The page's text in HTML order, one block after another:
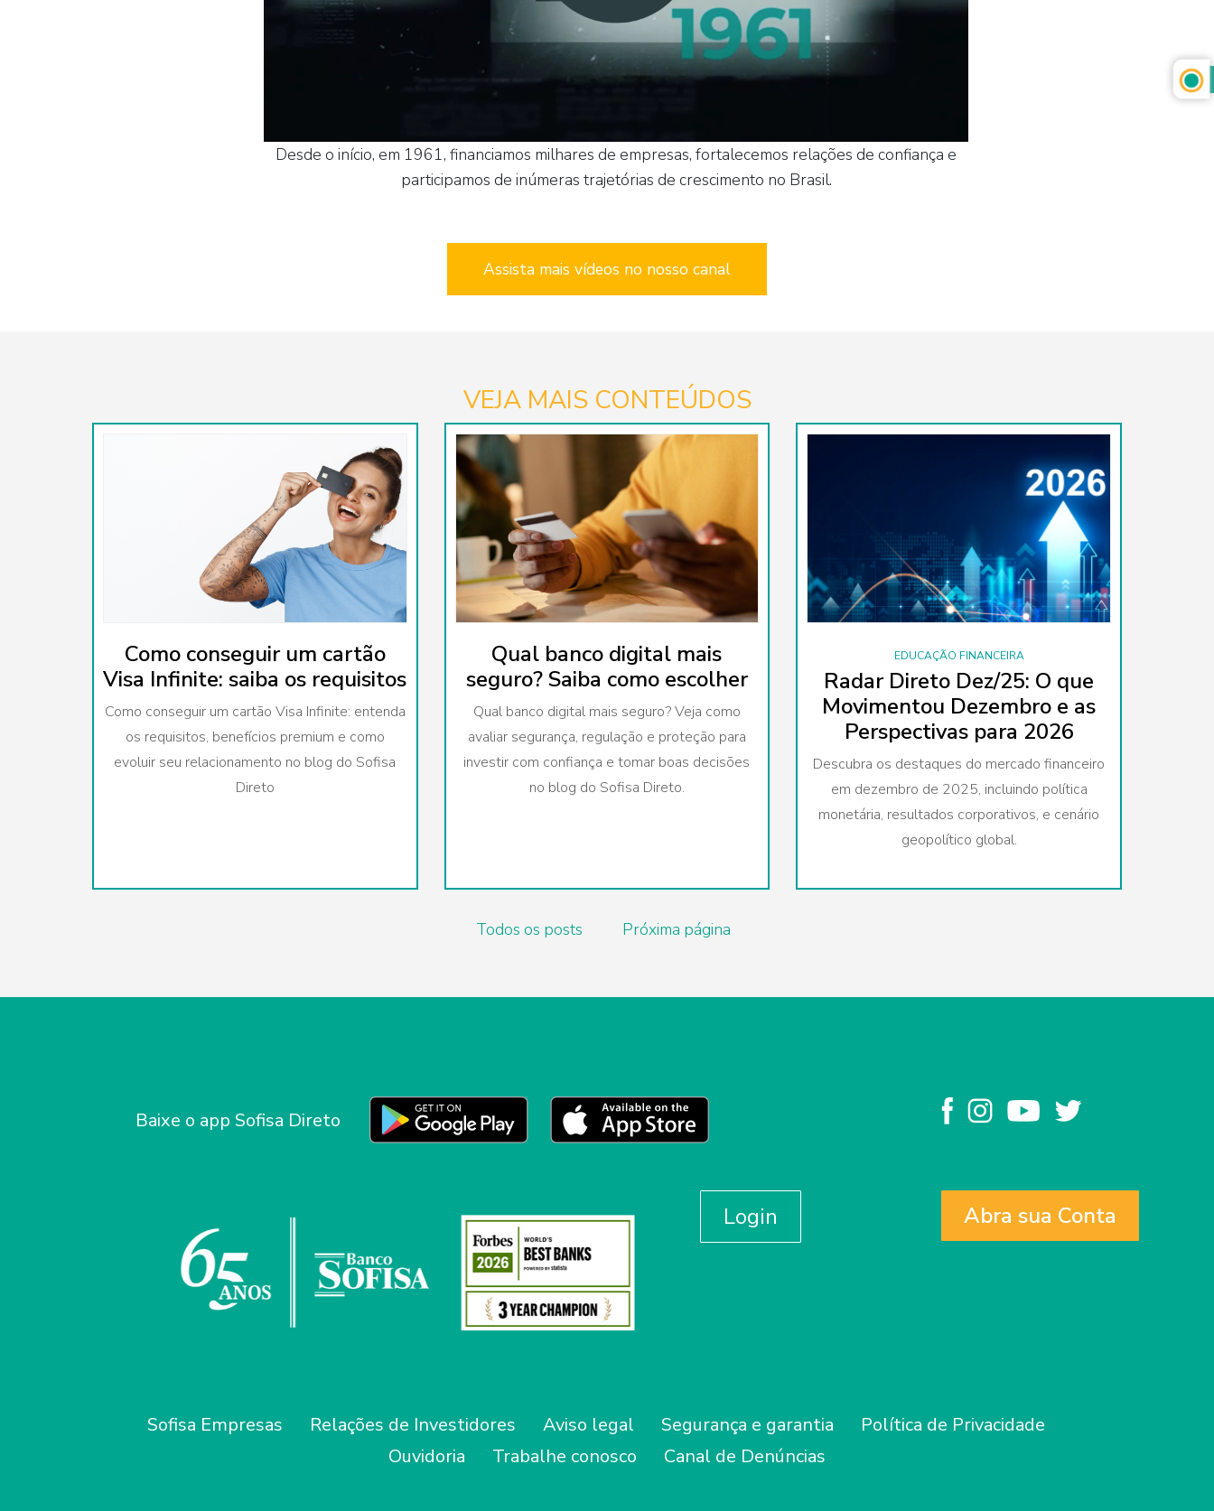
Desde o início, em 1961, financiamos milhares de empresas, fortalecemos relações de confiança e
participamos de inúmeras trajetórias de crescimento no Brasil.
Assista mais vídeos no nosso canal
VEJA MAIS CONTEÚDOS
Como conseguir um cartão
Visa Infinite: saiba os requisitos
Como conseguir um cartão Visa Infinite: entenda
os requisitos, benefícios premium e como
evoluir seu relacionamento no blog do Sofisa
Direto
Qual banco digital mais
seguro? Saiba como escolher
Qual banco digital mais seguro? Veja como
avaliar segurança, regulação e proteção para
investir com confiança e tomar boas decisões
no blog do Sofisa Direto.
EDUCAÇÃO FINANCEIRA
Radar Direto Dez/25: O que
Movimentou Dezembro e as
Perspectivas para 2026
Descubra os destaques do mercado financeiro
em dezembro de 2025, incluindo política
monetária, resultados corporativos, e cenário
geopolítico global.
Todos os posts Próxima página
Baixe o app Sofisa Direto
Login Abra sua Conta
Sofisa Empresas Relações de Investidores Aviso legal Segurança e garantia
Política de Privacidade
Ouvidoria
Trabalhe conosco Canal de Denúncias